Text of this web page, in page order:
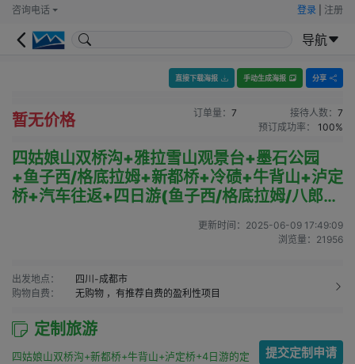
咨询电话 登录 注册
导航
直接下载海报 手动生成海报 分享
暂无价格 订单量： 7 接待人数： 7
预订成功率：
100%
四姑娘山双桥沟+雅拉雪山观景台+墨石公园
+鱼子西/格底拉姆+新都桥+冷碛+牛背山+泸定
桥+汽车往返+四日游(鱼子西/格底拉姆/八郎生
更新时间： 2025-06-09 17:49:09
浏览量： 21956
出发地点：
四川-成都市
购物自费：
无购物 ，有推荐自费的盈利性项目
定制旅游
四姑娘山双桥沟+新都桥+牛背山+泸定桥+4日游的定
提交定制申请